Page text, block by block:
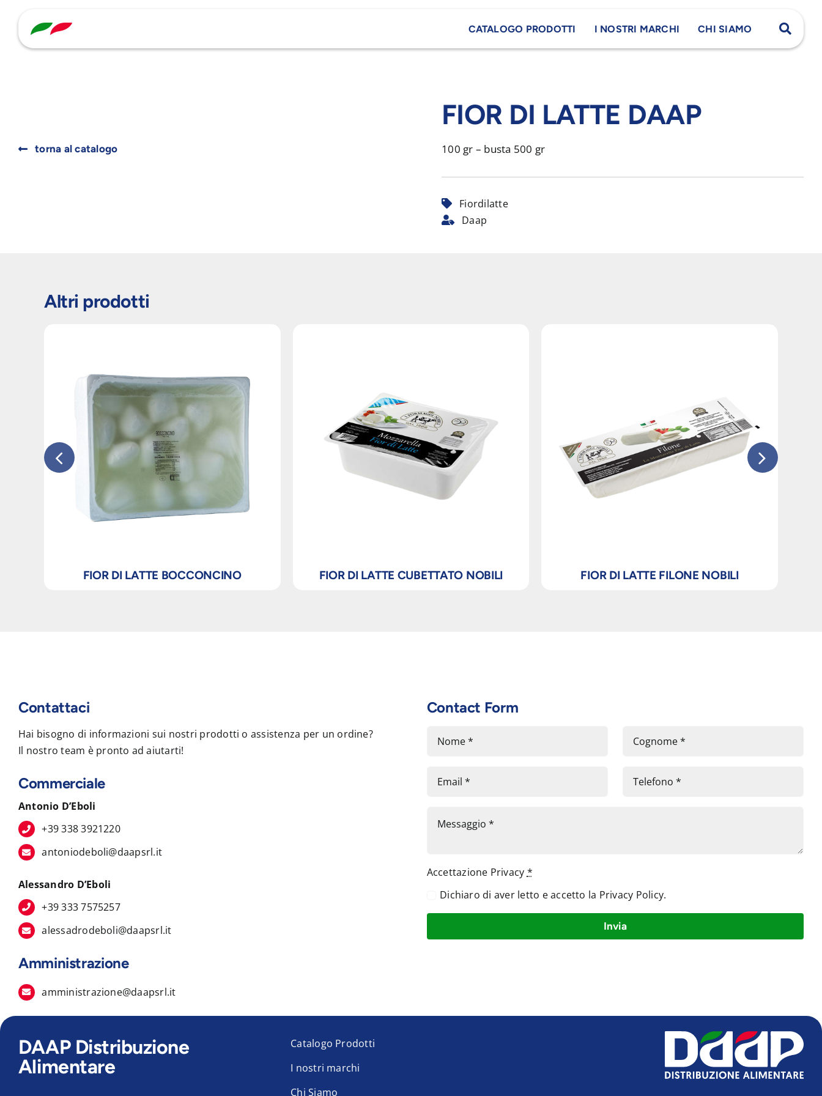
content
CATALOGO PRODOTTI I NOSTRI MARCHI CHI SIAMO
torna al catalogo
FIOR DI LATTE DAAP
100 gr – busta 500 gr
Fiordilatte
Daap
Altri prodotti
FIOR DI LATTE BOCCONCINO FIOR DI LATTE CUBETTATO NOBILI FIOR DI LATTE FILONE NOBILI
Contattaci
Hai bisogno di informazioni sui nostri prodotti o assistenza per un ordine?
Il nostro team è pronto ad aiutarti!
Commerciale
Antonio D’Eboli
+39 338 3921220
antoniodeboli@daapsrl.it
Alessandro D’Eboli
+39 333 7575257
alessadrodeboli@daapsrl.it
Amministrazione
amministrazione@daapsrl.it
Contact Form
Accettazione Privacy *
Dichiaro di aver letto e accetto la Privacy Policy.
Invia
DAAP Distribuzione
Alimentare
Catalogo Prodotti
I nostri marchi
Chi Siamo